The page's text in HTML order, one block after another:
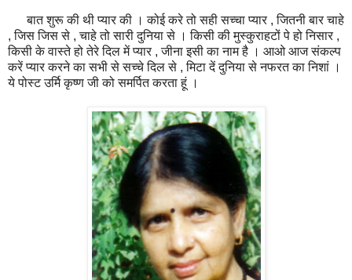
बात शुरू की थी प्यार की । कोई करे तो सही सच्चा प्यार , जितनी बार चाहे
, जिस जिस से , चाहे तो सारी दुनिया से । किसी की मुस्कुराहटों पे हो निसार ,
किसी के वास्ते हो तेरे दिल में प्यार , जीना इसी का नाम है । आओ आज संकल्प
करें प्यार करने का सभी से सच्चे दिल से , मिटा दें दुनिया से नफरत का निशां ।
ये पोस्ट उर्मि कृष्ण जी को समर्पित करता हूं ।